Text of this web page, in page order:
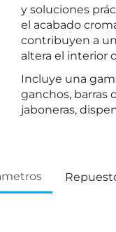
y soluciones
el acabado
contribuyen a
altera el interior
Incluye una
ganchos, barras
jaboneras,